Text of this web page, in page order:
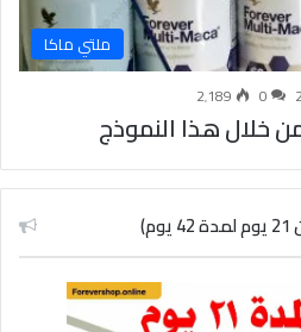
ملتي ماكا
0 2٬189
خلال هذا النموذج